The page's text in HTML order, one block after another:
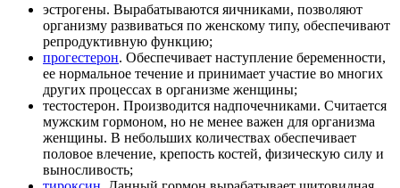
эстрогены. Вырабатываются яичниками, позволяют
организму развиваться по женскому типу, обеспечивают
репродуктивную функцию;
прогестерон. Обеспечивает наступление беременности,
ее нормальное течение и принимает участие во многих
других процессах в организме женщины;
тестостерон. Производится надпочечниками. Считается
мужским гормоном, но не менее важен для организма
женщины. В небольших количествах обеспечивает
половое влечение, крепость костей, физическую силу и
выносливость;